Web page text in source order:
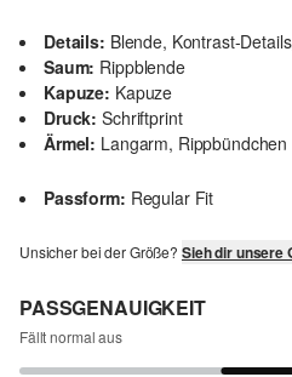
Details: Blende, Kontrast-
Saum: Rippblende
Kapuze: Kapuze
Druck: Schriftprint
Ärmel: Langarm, Rippbündchen
Passform: Regular Fit
Unsicher bei der Größe? Sieh dir unsere
PASSGENAUIGKEIT
Fällt normal aus